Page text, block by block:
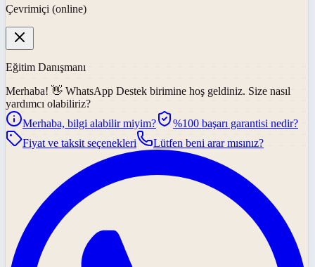
Çevrimiçi (online)
Eğitim Danışmanı
Merhaba! 👋 WhatsApp Destek birimine hoş geldiniz. Size nasıl
yardımcı olabiliriz?
Merhaba, bilgi alabilir miyim?
%100 başarı garantisi nedir?
Fiyat ve taksit seçenekleri
Lütfen beni arar mısınız?